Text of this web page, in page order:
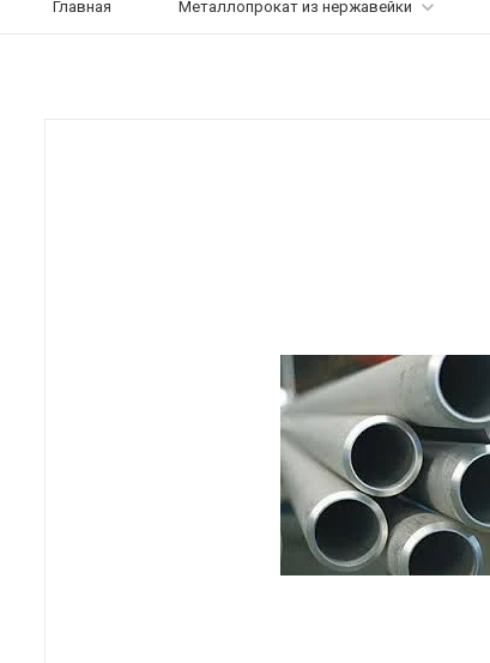
Главная Металлопрокат из нержавейки